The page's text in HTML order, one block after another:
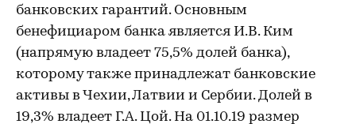
банковских гарантий. Основным
бенефициаром банка является И.В. Ким
(напрямую владеет 75,5% долей банка),
которому также принадлежат банковские
активы в Чехии, Латвии и Сербии. Долей в
19,3% владеет Г.А. Цой. На 01.10.19 размер